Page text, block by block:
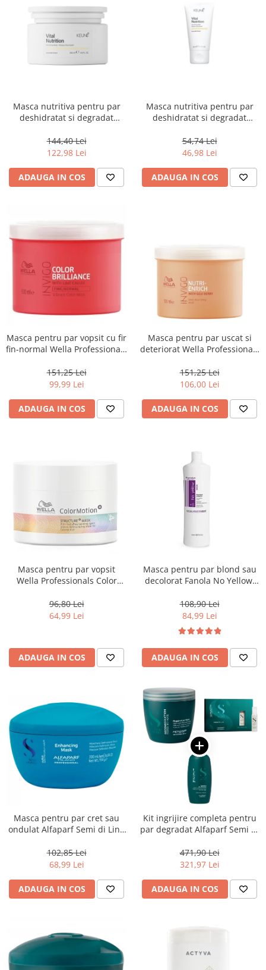
Masca nutritiva pentru par
deshidratat si degradat
Mask, 250 ml
144,40 Lei
122,98 Lei
ADAUGA IN COS
Masca nutritiva pentru par
deshidratat si degradat
Mask, 50 ml
54,74 Lei
46,98 Lei
ADAUGA IN COS
Masca pentru par vopsit cu fir
fin-normal Wella Professionals
151,25 Lei
99,99 Lei
ADAUGA IN COS
Masca pentru par uscat si
deteriorat Wella Professionals
151,25 Lei
106,00 Lei
ADAUGA IN COS
Masca pentru par vopsit
Wella Professionals Color
96,80 Lei
64,99 Lei
ADAUGA IN COS
Masca pentru par blond sau
decolorat Fanola No Yellow,
108,90 Lei
84,99 Lei
ADAUGA IN COS
Masca pentru par cret sau
ondulat Alfaparf Semi di Lino
102,85 Lei
68,99 Lei
ADAUGA IN COS
Kit ingrijire completa pentru
par degradat Alfaparf Semi di
Reparative, Salon Size
471,90 Lei
321,97 Lei
ADAUGA IN COS